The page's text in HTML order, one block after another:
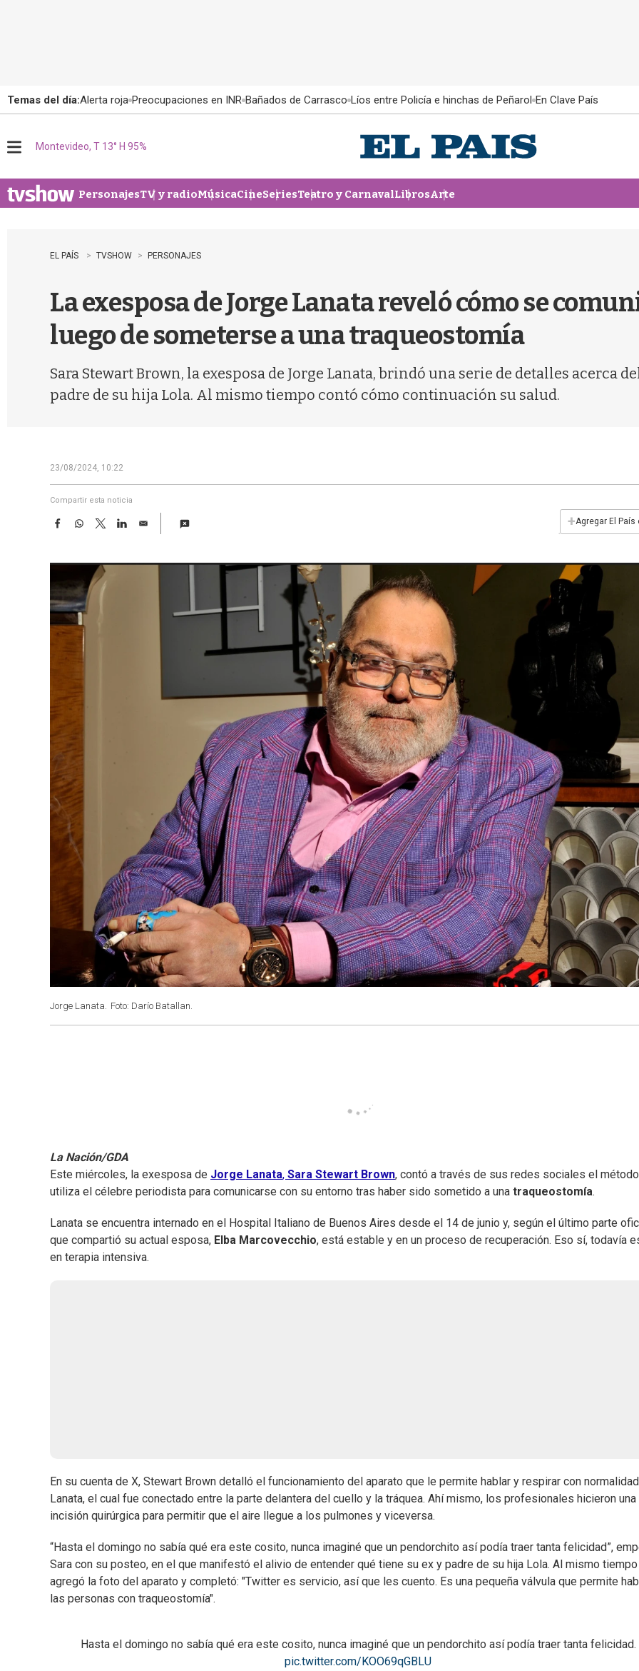
Temas del día:Alerta roja Preocupaciones en INR Bañados de Carrasco Líos entre Policía e hinchas de Peñarol En Clave País
u
Montevideo, T 13° H 95%
PersonajesTV y radioMúsicaCineSeriesTeatro y CarnavalLibrosArte
EL PAÍS TVSHOW PERSONAJES
La exesposa de Jorge Lanata reveló cómo se
luego de someterse a una traqueostomía
Sara Stewart Brown, la exesposa de Jorge Lanata, brindó una serie de detalles acerca
padre de su hija Lola. Al mismo tiempo contó cómo continuación su salud.
23/08/2024, 10:22
Compartir esta noticia
F
e
o
o
k
W
t
A
p
p
T
w
t
t
e
L
k
E
i
+Agregar El País
Jorge Lanata. Foto: Darío Batallan.
La Nación/GDA
Este miércoles, la exesposa de Jorge Lanata, Sara Stewart Brown, contó a través de sus redes sociales el
utiliza el célebre periodista para comunicarse con su entorno tras haber sido sometido a una traqueostomía.
Lanata se encuentra internado en el Hospital Italiano de Buenos Aires desde el 14 de junio y, según el último parte
que compartió su actual esposa, Elba Marcovecchio, está estable y en un proceso de recuperación. Eso sí, todavía
en terapia intensiva.
En su cuenta de X, Stewart Brown detalló el funcionamiento del aparato que le permite hablar y respirar con
Lanata, el cual fue conectado entre la parte delantera del cuello y la tráquea. Ahí mismo, los profesionales hicieron una
incisión quirúrgica para permitir que el aire llegue a los pulmones y viceversa.
“Hasta el domingo no sabía qué era este cosito, nunca imaginé que un pendorchito así podía traer tanta felicidad”,
Sara con su posteo, en el que manifestó el alivio de entender qué tiene su ex y padre de su hija Lola. Al mismo tiempo
agregó la foto del aparato y completó: "Twitter es servicio, así que les cuento. Es una pequeña válvula que permite
las personas con traqueostomía".
Hasta el domingo no sabía qué era este cosito, nunca imaginé que un pendorchito así podía traer tanta felicidad.
pic.twitter.com/KOO69qGBLU